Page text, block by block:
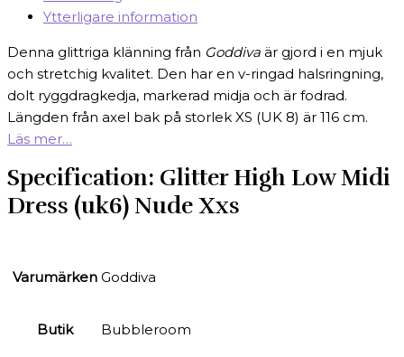
Ytterligare information
Denna glittriga klänning från Goddiva är gjord i en mjuk
och stretchig kvalitet. Den har en v-ringad halsringning,
dolt ryggdragkedja, markerad midja och är fodrad.
Längden från axel bak på storlek XS (UK 8) är 116 cm.
Läs mer…
Specification: Glitter High Low Midi
Dress (uk6) Nude Xxs
Varumärken Goddiva
Butik Bubbleroom